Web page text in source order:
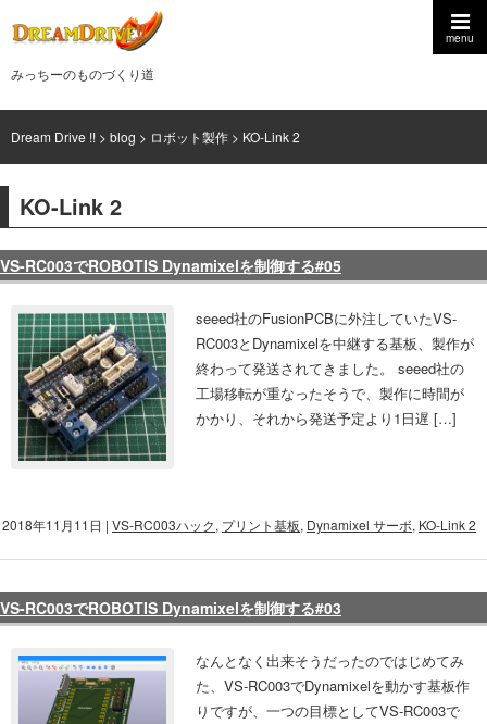
menu
みっちーのものづくり道
Dream Drive !! > blog > ロボット製作 > KO-Link 2
KO-Link 2
VS-RC003でROBOTIS Dynamixelを制御する#05
seeed社のFusionPCBに外注していたVS-
RC003とDynamixelを中継する基板、製作が
終わって発送されてきました。 seeed社の
工場移転が重なったそうで、製作に時間が
かかり、それから発送予定より1日遅 […]
年11月11日 | VS-RC003ハック, プリント基板, Dynamixel サーボ, KO-Link 2
VS-RC003でROBOTIS Dynamixelを制御する#03
なんとなく出来そうだったのではじめてみ
た、VS-RC003でDynamixelを動かす基板作
りですが、一つの目標としてVS-RC003で